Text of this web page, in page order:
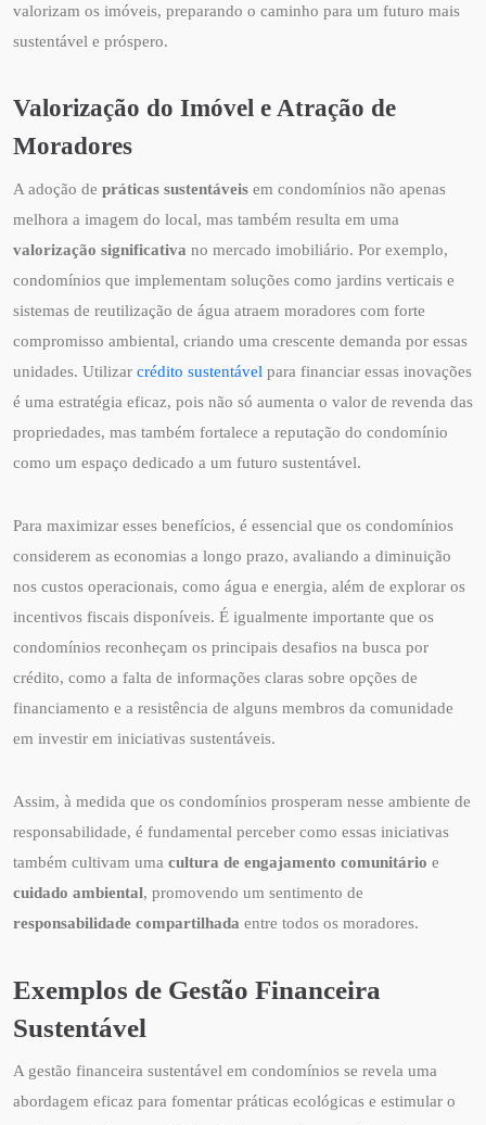
valorizam os imóveis, preparando o caminho para um futuro mais
sustentável e próspero.
Valorização do Imóvel e Atração de
Moradores
A adoção de práticas sustentáveis em condomínios não apenas
melhora a imagem do local, mas também resulta em uma
valorização significativa no mercado imobiliário. Por exemplo,
condomínios que implementam soluções como jardins verticais e
sistemas de reutilização de água atraem moradores com forte
compromisso ambiental, criando uma crescente demanda por essas
unidades. Utilizar crédito sustentável para financiar essas inovações
é uma estratégia eficaz, pois não só aumenta o valor de revenda das
propriedades, mas também fortalece a reputação do condomínio
como um espaço dedicado a um futuro sustentável.
Para maximizar esses benefícios, é essencial que os condomínios
considerem as economias a longo prazo, avaliando a diminuição
nos custos operacionais, como água e energia, além de explorar os
incentivos fiscais disponíveis. É igualmente importante que os
condomínios reconheçam os principais desafios na busca por
crédito, como a falta de informações claras sobre opções de
financiamento e a resistência de alguns membros da comunidade
em investir em iniciativas sustentáveis.
Assim, à medida que os condomínios prosperam nesse ambiente de
responsabilidade, é fundamental perceber como essas iniciativas
também cultivam uma cultura de engajamento comunitário e
cuidado ambiental, promovendo um sentimento de
responsabilidade compartilhada entre todos os moradores.
Exemplos de Gestão Financeira
Sustentável
A gestão financeira sustentável em condomínios se revela uma
abordagem eficaz para fomentar práticas ecológicas e estimular o